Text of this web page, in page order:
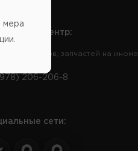
центр:
шин, дисков, запчастей на
206-206-8
сети:
мера